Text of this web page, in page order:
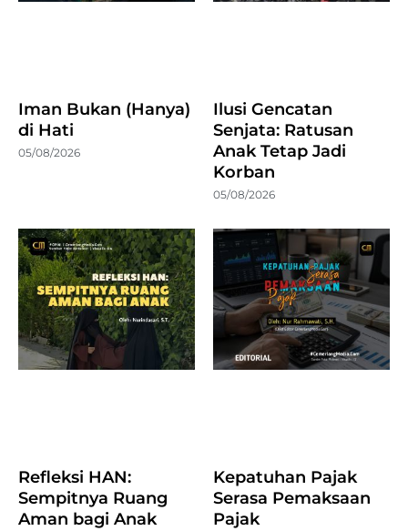
Iman Bukan (Hanya)
di Hati
05/08/2026
Ilusi Gencatan
Senjata: Ratusan
Anak Tetap Jadi
Korban
05/08/2026
Refleksi HAN:
Sempitnya Ruang
Aman bagi Anak
Kepatuhan Pajak
Serasa Pemaksaan
Pajak